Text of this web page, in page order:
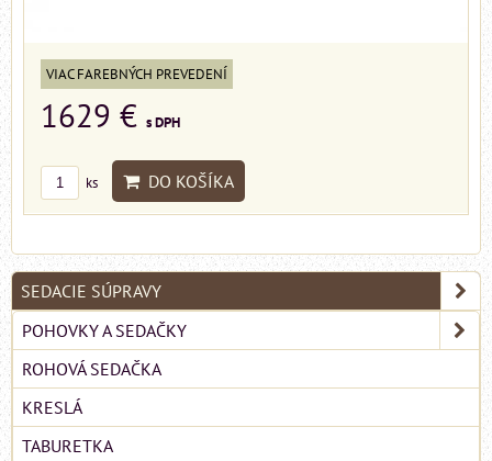
VIAC FAREBNÝCH PREVEDENÍ
1629 € s DPH
ks DO KOŠÍKA
SEDACIE SÚPRAVY
POHOVKY A SEDAČKY
ROHOVÁ SEDAČKA
KRESLÁ
TABURETKA